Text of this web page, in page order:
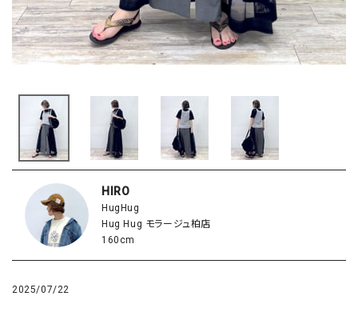
HIRO
HugHug
Hug Hug モラージュ柏店
160cm
2025/07/22